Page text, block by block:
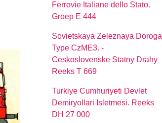
Ferrovie Italiane dello Stato.
Groep E 444
Sovietskaya Zeleznaya Doroga
Type CzME3. -
Ceskoslovenske Statny Drahy
Reeks T 669
Turkiye Cumhuriyeti Devlet
Demiryollari Isletmesi. Reeks
DH 27 000